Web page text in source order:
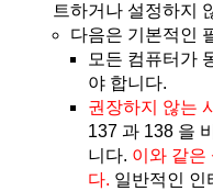
트하거나 설정하지
다음은 기본적인
모든 컴퓨터가
야 합니다.
권장하지 않는
137 과 138 을
니다. 이와 같은
다. 일반적인 인